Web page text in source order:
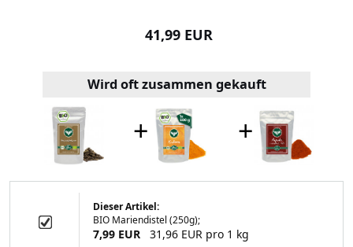
41,99 EUR
(250 Gramm)
Wird oft zusammen gekauft
+ +
Dieser Artikel:
BIO Mariendistel (250g);
7,99 EUR 31,96 EUR pro 1 kg